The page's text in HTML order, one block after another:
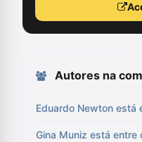
Autores na
Eduardo Newton está
Gina Muniz está